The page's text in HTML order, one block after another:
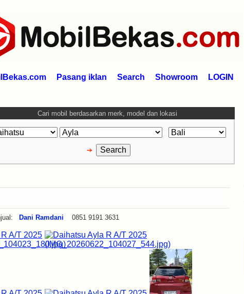
Pasang iklan Search Showroom LOGIN
Cari mobil berdasarkan merk, model dan lokasi
Dani Ramdani 0851 9191 3631